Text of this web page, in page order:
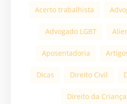
Acerto trabalhista
Advogado LGBT
Aposentadoria
Dicas Direito Civil
Direito da